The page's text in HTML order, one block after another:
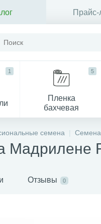
Прайс-
1
Пленка
бахчевая
5
семена Семена
Мадрилене
Отзывы 0